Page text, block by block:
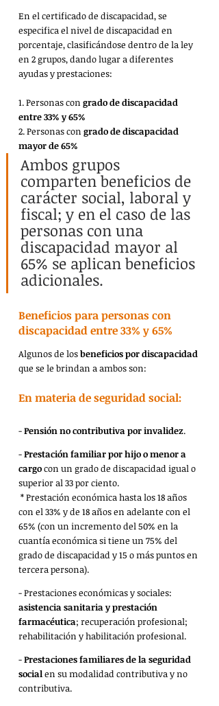
En el certificado de discapacidad, se
especifica el nivel de discapacidad en
porcentaje, clasificándose dentro de la ley
en 2 grupos, dando lugar a diferentes
ayudas y prestaciones:
1. Personas con grado de discapacidad
entre 33% y 65%
2. Personas con grado de discapacidad
mayor de 65%
Ambos grupos
comparten beneficios de
carácter social, laboral y
fiscal; y en el caso de las
personas con una
discapacidad mayor al
65% se aplican beneficios
adicionales.
Beneficios para personas con
discapacidad entre 33% y 65%
Algunos de los beneficios por discapacidad
que se le brindan a ambos son:
En materia de seguridad social:
- Pensión no contributiva por invalidez.
- Prestación familiar por hijo o menor a
cargo con un grado de discapacidad igual o
superior al 33 por ciento.
con el 33% y de 18 años en adelante con el
65% (con un incremento del 50% en la
cuantía económica si tiene un 75% del
grado de discapacidad y 15 o más puntos en
tercera persona).
- Prestaciones económicas y sociales:
asistencia sanitaria y prestación
farmacéutica; recuperación profesional;
rehabilitación y habilitación profesional.
- Prestaciones familiares de la seguridad
social en su modalidad contributiva y no
contributiva.